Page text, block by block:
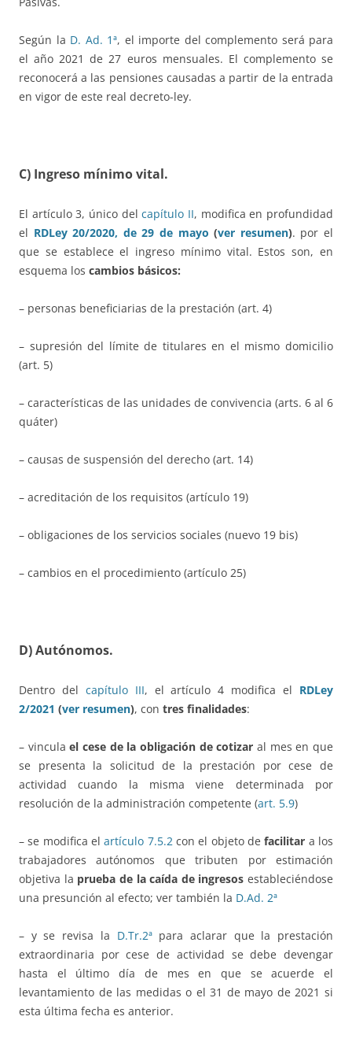
Según la D. Ad. 1ª, el importe del complemento será para
el año 2021 de 27 euros mensuales. El complemento se
reconocerá a las pensiones causadas a partir de la entrada
en vigor de este real decreto-ley.
C) Ingreso mínimo vital.
El artículo 3, único delcapítulo II, modifica en profundidad
el RDLey 20/2020, de 29 de mayo (ver resumen). por el
que se establece el ingreso mínimo vital. Estos son, en
esquema los cambios básicos:
– personas beneficiarias de la prestación (art. 4)
– supresión del límite de titulares en el mismo domicilio
(art. 5)
– características de las unidades de convivencia (arts. 6 al 6
quáter)
– causas de suspensión del derecho (art. 14)
– acreditación de los requisitos (artículo 19)
– obligaciones de los servicios sociales (nuevo 19 bis)
– cambios en el procedimiento (artículo 25)
D) Autónomos.
Dentro del capítulo III, el artículo 4 modifica el RDLey
2/2021 (ver resumen), con tres finalidades:
– vinculael cese de la obligación de cotizaral mes en que
se presenta la solicitud de la prestación por cese de
actividad cuando la misma viene determinada por
resolución de la administración competente (art. 5.9)
– se modifica elartículo 7.5.2con el objeto defacilitar a los
trabajadores autónomos que tributen por estimación
objetiva la prueba de la caída de ingresos estableciéndose
una presunción al efecto; ver también la D.Ad. 2ª
– y se revisa la D.Tr.2ªpara aclarar que la prestación
extraordinaria por cese de actividad se debe devengar
hasta el último día de mes en que se acuerde el
levantamiento de las medidas o el 31 de mayo de 2021 si
esta última fecha es anterior.